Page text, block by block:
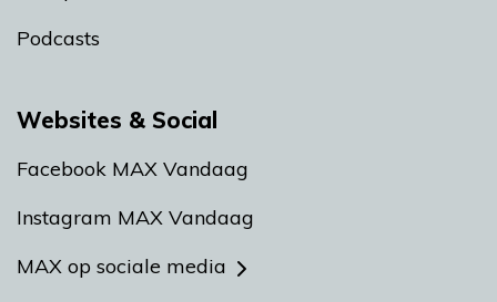
Podcasts
Websites & Social
Facebook MAX Vandaag
Instagram MAX Vandaag
MAX op sociale media